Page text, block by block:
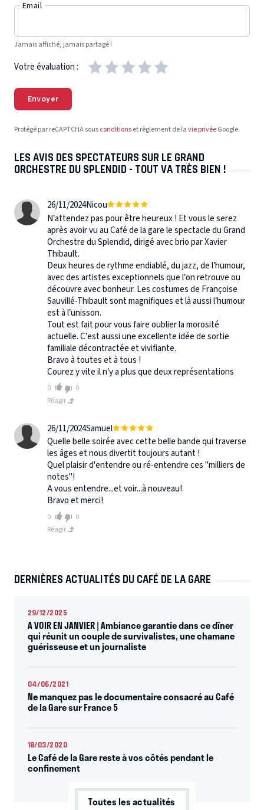
Email
Jamais affiché, jamais partagé !
Votre évaluation :
Envoyer
Protégé par reCAPTCHA sousconditionset règlement de lavie privéeGoogle.
LES AVIS DES SPECTATEURS SUR LE GRAND
ORCHESTRE DU SPLENDID - TOUT VA TRÈS BIEN !
26/11/2024Nicou
N’attendez pas pour être heureux ! Et vous le serez
après avoir vu au Café de la gare le spectacle du Grand
Orchestre du Splendid, dirigé avec brio par Xavier
Thibault.
Deux heures de rythme endiablé, du jazz, de l’humour,
avec des artistes exceptionnels que l’on retrouve ou
découvre avec bonheur. Les costumes de Françoise
Sauvillé-Thibault sont magnifiques et là aussi l’humour
est à l’unisson.
Tout est fait pour vous faire oublier la morosité
actuelle. C’est aussi une excellente idée de sortie
familiale décontractée et vivifiante.
Bravo à toutes et à tous !
Courez y vite il n’y a plus que deux représentations
0
0
Réagir
26/11/2024Samuel
Quelle belle soirée avec cette belle bande qui traverse
les âges et nous divertit toujours autant !
Quel plaisir d'entendre ou ré-entendre ces "milliers de
notes"!
A vous entendre...et voir...à nouveau!
Bravo et merci!
0
0
Réagir
DERNIÈRES ACTUALITÉS DU CAFÉ DE LA GARE
29/12/2025
A VOIR EN JANVIER | Ambiance garantie dans ce dîner
qui réunit un couple de survivalistes, une chamane
guérisseuse et un journaliste
04/06/2021
Ne manquez pas le documentaire consacré au Café
de la Gare sur France 5
18/03/2020
Le Café de la Gare reste à vos côtés pendant le
confinement
Toutes les actualités